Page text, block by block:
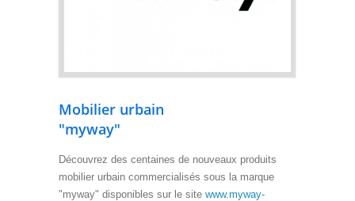
Mobilier urbain
"myway"
Découvrez des centaines de nouveaux produits
mobilier urbain commercialisés sous la marque
"myway" disponibles sur le site www.myway-